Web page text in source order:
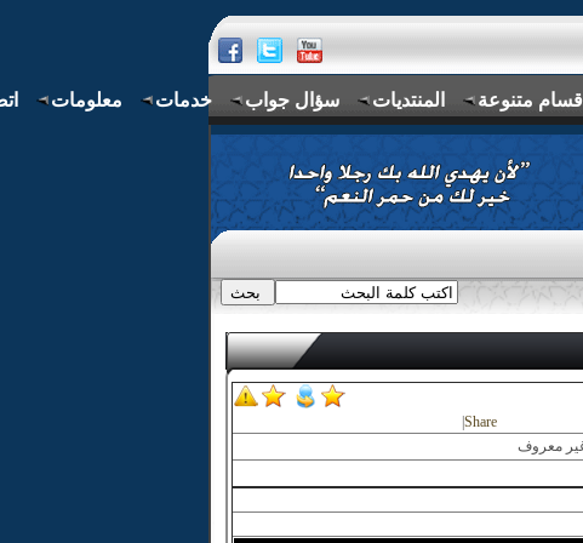
معلومات خدمات سؤال جواب المنتديات أقسام متنوعة
Share
|